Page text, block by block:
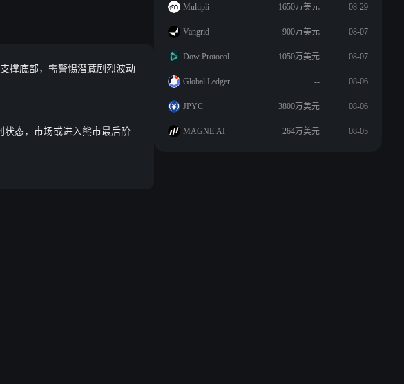
撑底部，需警惕潜藏剧烈波动
状态，市场或进入熊市最后阶
Multipli
1650万美元 08-29
Vangrid 900万美元 08-07
Dow Protocol 1050万美元 08-07
Global Ledger -- 08-06
JPYC 3800万美元 08-06
MAGNE.AI 264万美元 08-05